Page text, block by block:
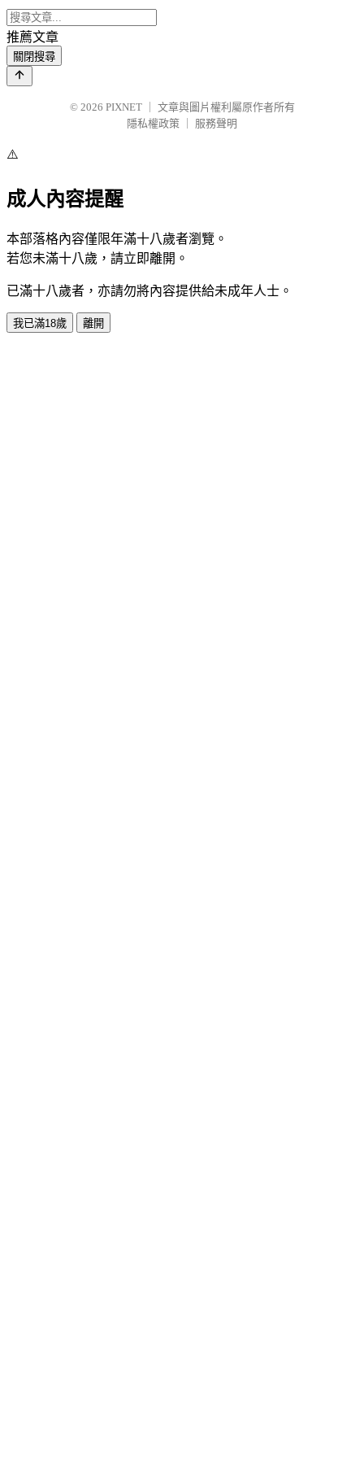
推薦文章
關閉搜尋
© 2026 PIXNET
文章與圖片權利屬原作者所有
隱私權政策
服務聲明
⚠️
成人內容提醒
本部落格內容僅限年滿十八歲者瀏覽。
若您未滿十八歲，請立即離開。
已滿十八歲者，亦請勿將內容提供給未成年人士。
我已滿18歲 離開